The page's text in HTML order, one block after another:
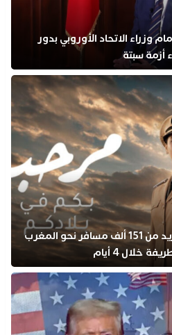
وزراء الاتحاد الأوروبي بدور
أزمة سبتة
عملية “مرحبا 2026”: عبور أزيد من 151 ألف مسافر نحو المغرب
خلال 4 أيام